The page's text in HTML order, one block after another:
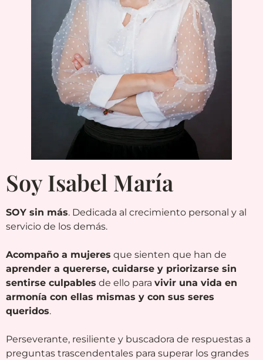
Soy Isabel María
SOY sin más. Dedicada al crecimiento personal y al
servicio de los demás.
Acompaño a mujeres que sienten que han de
aprender a quererse, cuidarse y priorizarse sin
sentirse culpables de ello para vivir una vida en
armonía con ellas mismas y con sus seres
queridos.
Perseverante, resiliente y buscadora de respuestas a
preguntas trascendentales para superar los grandes